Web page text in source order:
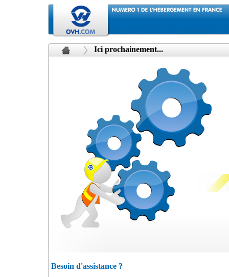
Ici prochainement...
Besoin d'assistance ?